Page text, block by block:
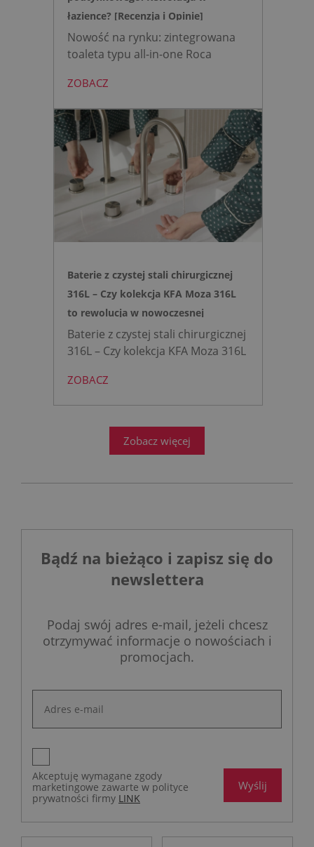
łazience? [Recenzja i Opinie]
Nowość na rynku: zintegrowana
toaleta typu all-in-one Roca
montażu stelaża podtynkowego.
Zyskujesz do 20 cm przestrzeni w
łazience i o 15% cichsze
spłukiwanie dzięki technologii
opartej na efekcie Venturiego.
Idealne rozwiązanie do szybkich
remontów bez kucia ścian.
ZOBACZ
Baterie z czystej stali chirurgicznej
316L – Czy kolekcja KFA Moza 316L
to rewolucja w nowoczesnej
łazience?
Baterie z czystej stali chirurgicznej
316L – Czy kolekcja KFA Moza 316L
łazience?
projektowanie łazienek stanęło
ZOBACZ
Zobacz więcej
Bądź na bieżąco i zapisz się do
newslettera
Podaj swój adres e-mail, jeżeli chcesz
otrzymywać informacje o nowościach i
promocjach.
Akceptuję wymagane zgody
marketingowe zawarte w polityce
prywatności firmy LINK
Wyślij